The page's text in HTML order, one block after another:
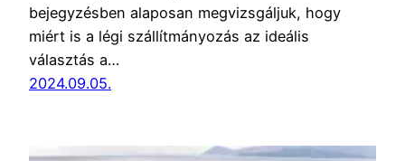
bejegyzésben alaposan megvizsgáljuk, hogy
miért is a légi szállítmányozás az ideális
választás a…
2024.09.05.